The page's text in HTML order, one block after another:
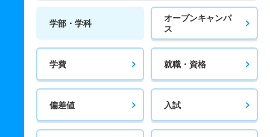
学部・学科
オープンキャンパ
ス
学費 就職・資格
偏差値 入試